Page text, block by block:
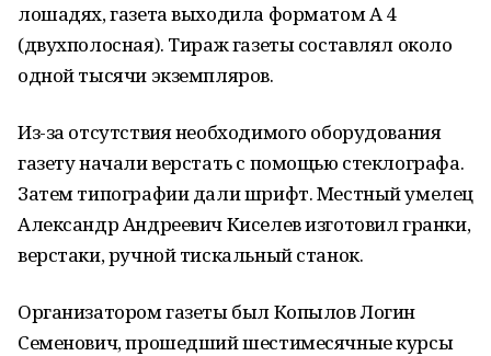
лошадях, газета выходила форматом А 4
(двухполосная). Тираж газеты составлял около
одной тысячи экземпляров.
Из-за отсутствия необходимого оборудования
газету начали верстать с помощью стеклографа.
Затем типографии дали шрифт. Местный умелец
Александр Андреевич Киселев изготовил гранки,
верстаки, ручной тискальный станок.
Организатором газеты был Копылов Логин
Семенович, прошедший шестимесячные курсы